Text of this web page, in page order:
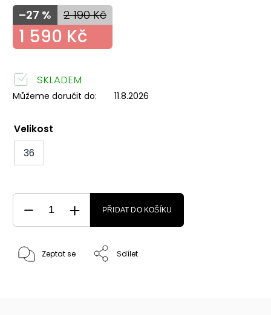
2 190 Kč
–27 %
1 590 Kč
SKLADEM
Můžeme doručit do: 11.8.2026
Velikost
36
PŘIDAT DO KOŠÍKU
Zeptat se Sdílet